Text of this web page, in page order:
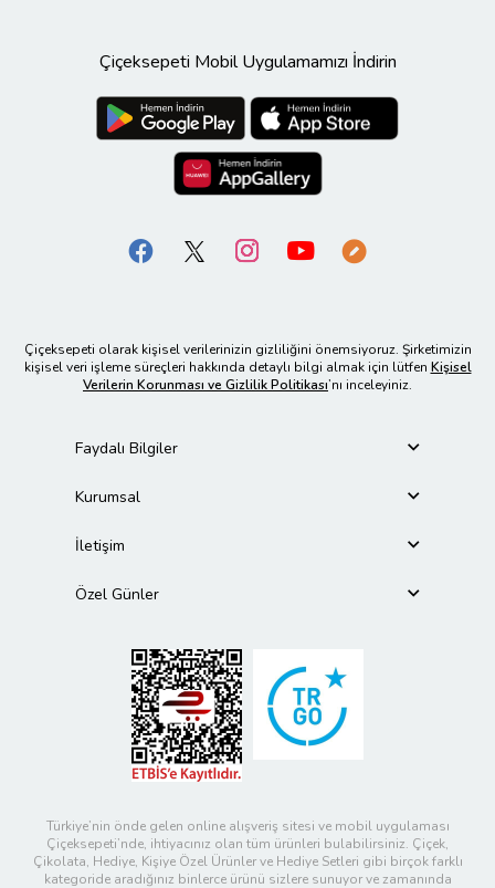
Çiçeksepeti Mobil Uygulamamızı İndirin
Çiçeksepeti olarak kişisel verilerinizin gizliliğini önemsiyoruz. Şirketimizin
kişisel veri işleme süreçleri hakkında detaylı bilgi almak için lütfen Kişisel
Verilerin Korunması ve Gizlilik Politikası’nı inceleyiniz.
Faydalı Bilgiler
Kurumsal
İletişim
Özel Günler
Türkiye’nin önde gelen online alışveriş sitesi ve mobil uygulaması
Çiçeksepeti’nde, ihtiyacınız olan tüm ürünleri bulabilirsiniz. Çiçek,
Çikolata, Hediye, Kişiye Özel Ürünler ve Hediye Setleri gibi birçok farklı
kategoride aradığınız binlerce ürünü sizlere sunuyor ve zamanında